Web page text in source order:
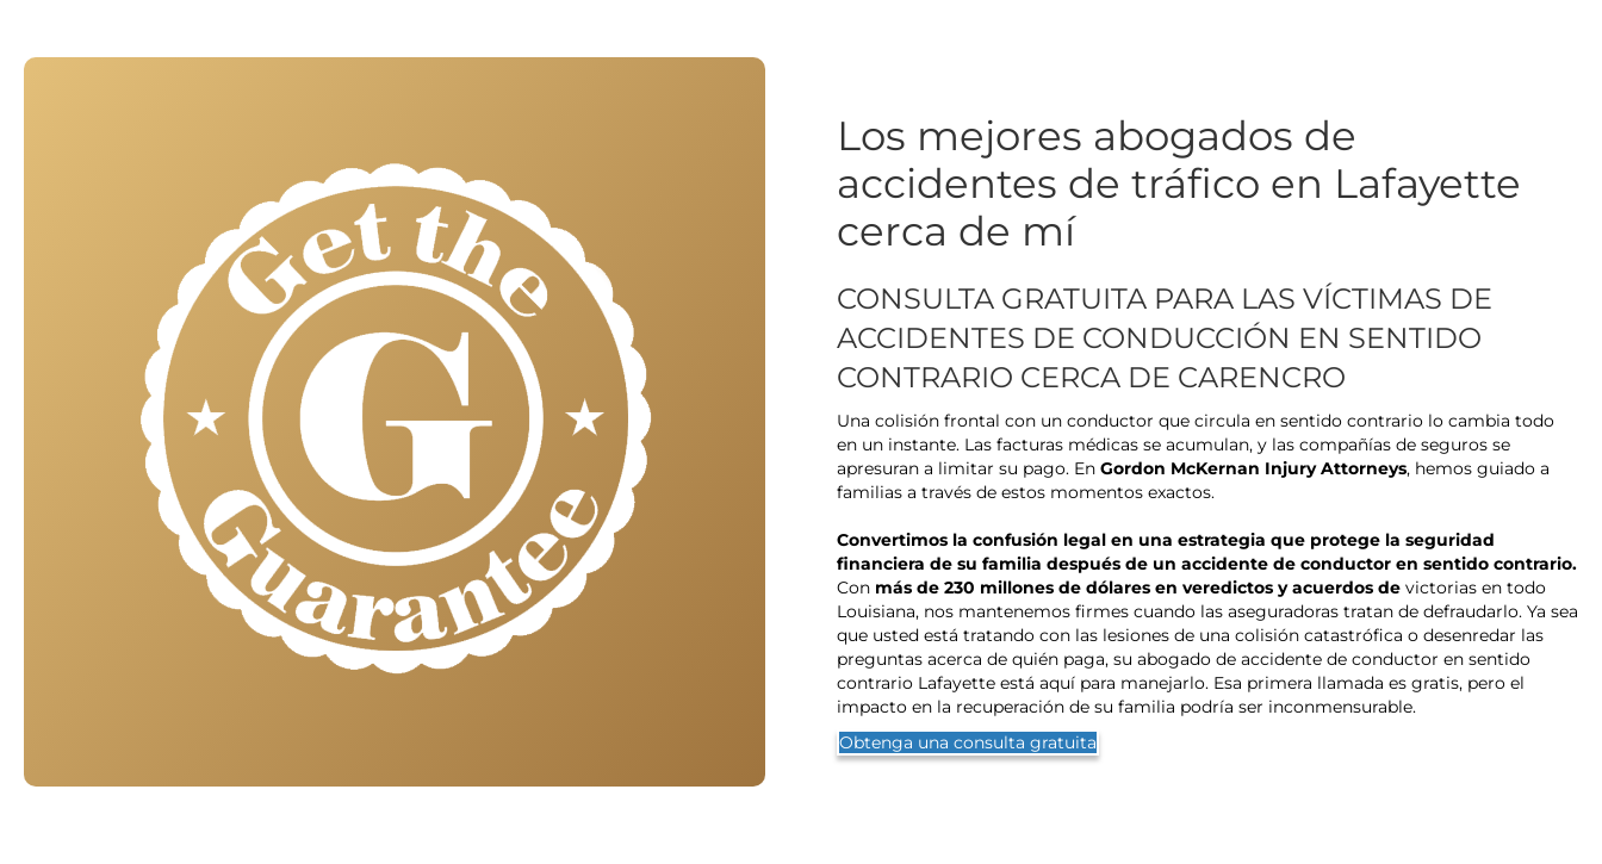
Los mejores abogados de
accidentes de tráfico en Lafayette
cerca de mí
CONSULTA GRATUITA PARA LAS VÍCTIMAS DE
ACCIDENTES DE CONDUCCIÓN EN SENTIDO
CONTRARIO CERCA DE CARENCRO
Una colisión frontal con un conductor que circula en sentido contrario lo cambia todo
en un instante. Las facturas médicas se acumulan, y las compañías de seguros se
apresuran a limitar su pago. En Gordon McKernan Injury Attorneys, hemos guiado a
familias a través de estos momentos exactos.
Convertimos la confusión legal en una estrategia que protege la seguridad
financiera de su familia después de un accidente de conductor en sentido contrario.
Con más de 230 millones de dólares en veredictos y acuerdos de victorias en todo
Louisiana, nos mantenemos firmes cuando las aseguradoras tratan de defraudarlo. Ya sea
que usted está tratando con las lesiones de una colisión catastrófica o desenredar las
preguntas acerca de quién paga, su abogado de accidente de conductor en sentido
contrario Lafayette está aquí para manejarlo. Esa primera llamada es gratis, pero el
impacto en la recuperación de su familia podría ser inconmensurable.
Obtenga una consulta gratuita